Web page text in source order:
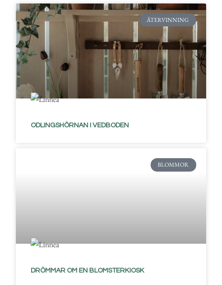
ÅTERVINNING
ODLINGSHÖRNAN I VEDBODEN
BLOMMOR
DRÖMMAR OM EN BLOMSTERKIOSK